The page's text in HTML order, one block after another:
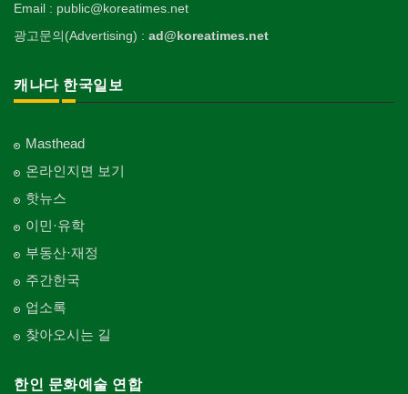
Email : public@koreatimes.net
광고문의(Advertising) : ad@koreatimes.net
캐나다 한국일보
Masthead
온라인지면 보기
핫뉴스
이민·유학
부동산·재정
주간한국
업소록
찾아오시는 길
한인 문화예술 연합